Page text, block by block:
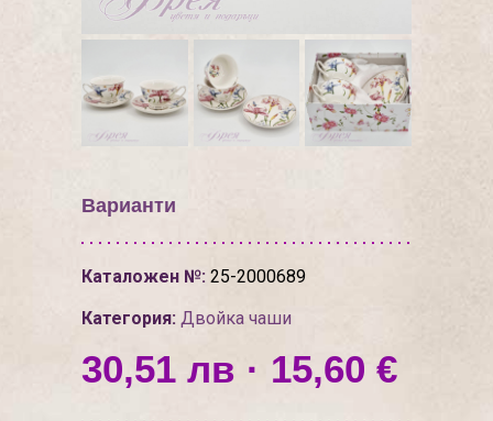
Варианти
Каталожен №: 25-2000689
Категория: Двойкa чаши
30,51 лв · 15,60 €